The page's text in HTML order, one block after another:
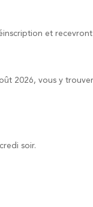
et
2026, vous y
soir.